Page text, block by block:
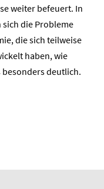
weiter befeuert. In
die Probleme
die sich teilweise
haben, wie
deutlich.